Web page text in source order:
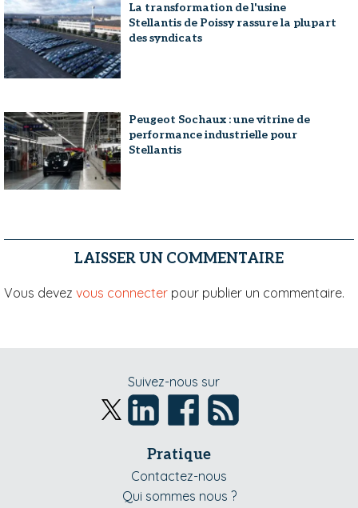
La transformation de l'usine
Stellantis de Poissy rassure la plupart
des syndicats
Peugeot Sochaux : une vitrine de
performance industrielle pour
Stellantis
LAISSER UN COMMENTAIRE
Vous devez vous connecter pour publier un commentaire.
Suivez-nous sur
Pratique
Contactez-nous
Qui sommes nous ?